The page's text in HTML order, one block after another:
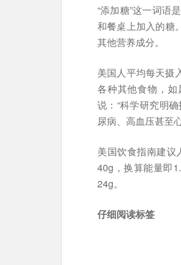
“添加糖”这一词语
和餐桌上加入的糖
其他营养成分。
美国人平均每天摄
各种其他食物，
说：“科学研究明
尿病、高血压甚至
美国饮食指南建
40g，换算能量即
24g。
仔细阅读标签